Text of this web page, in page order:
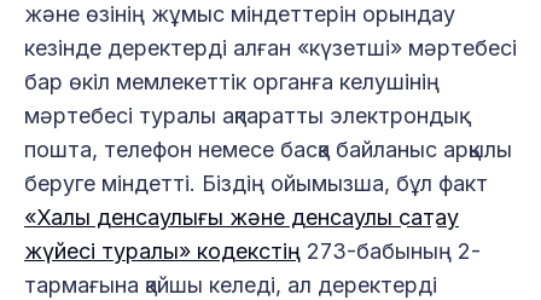
және өзінің жұмыс міндеттерін орындау
кезінде деректерді алған «күзетші» мәртебесі
бар өкіл мемлекеттік органға келушінің
мәртебесі туралы ақпаратты электрондық
пошта, телефон немесе басқа байланыс арқылы
беруге міндетті. Біздің ойымызша, бұл факт
«Халық денсаулығы және денсаулық сақтау
жүйесі туралы» кодекстің 273-бабының 2-
тармағына қайшы келеді, ал деректерді